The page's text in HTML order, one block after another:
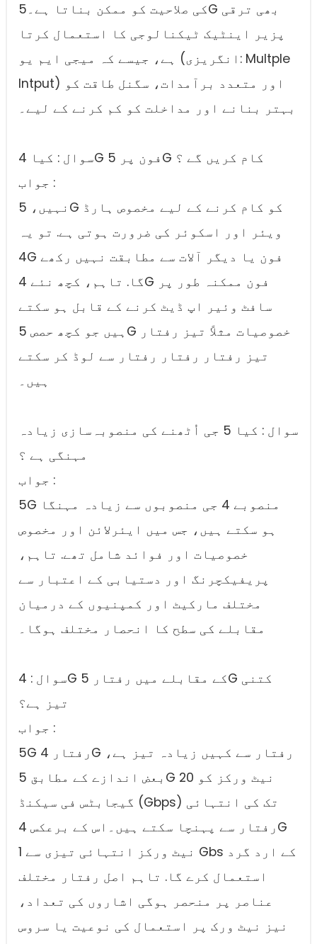
کی صلاحیت کو ممکن بناتا ہے۔5G بھی ترقی
پزیر اینٹیک ٹیکنالوجی کا استعمال کرتا
ہے، جیسے کہ میجی ایم یو (انگریزی: Multple
Intput) اور متعدد برآمدات، سگنل طاقت کو
بہتر بنانے اور مداخلت کو کم کرنے کے لیے۔
سوال : کیا 4G فون پر 5G کام کریں گے ؟
جواب :
نہیں، 5G کو کام کرنے کے لیے مخصوص ہارڈ
ویئر اور اسکوئر کی ضرورت ہوتی ہے. تو یہ
4G فون یا دیگر آلات سے مطابقت نہیں رکھے
گا. تاہم، کچھ نئے 4G فون ممکنہ طور پر
سافٹ وئیر اپ ڈیٹ کرنے کے قابل ہو سکتے
ہیں جو کچھ حصص 5G خصوصیات مثلاً تیز رفتار
تیز رفتار رفتار رفتار سے لوڈ کر سکتے
ہیں۔
سوال : کیا 5 جی اُٹھنے کی منصوبہ‌سازی زیادہ
مہنگی ہے ؟
جواب :
5G منصوبے 4 جی منصوبوں سے زیادہ مہنگا
ہو سکتے ہیں، جس میں ایئرلائن اور مخصوص
خصوصیات اور فوائد شامل تھے. تاہم،
پریفیکچرنگ اور دستیابی کے اعتبار سے
مختلف مارکیٹ اور کمپنیوں کے درمیان
مقابلے کی سطح کا انحصار مختلف ہوگا۔
سوال : 4G کے مقابلے میں رفتار 5G کتنی
تیز ہے؟
جواب :
5G رفتار 4G رفتار سے کہیں زیادہ تیز ہے،
بعض اندازے کے مطابق 5G نیٹ ورکز کو 20
گیجابٹس فی سیکنڈ (Gbps) تک کی انتہائی
رفتار سے پہنچا سکتے ہیں۔اس کے برعکس 4G
نیٹ ورکز انتہائی تیزی سے 1 Gbs کے ارد گرد
استعمال کرے گا. تاہم اصل رفتار مختلف
عناصر پر منحصر ہوگی اشاروں کی تعداد،
نیز نیٹ ورک پر استعمال کی نوعیت یا سروس